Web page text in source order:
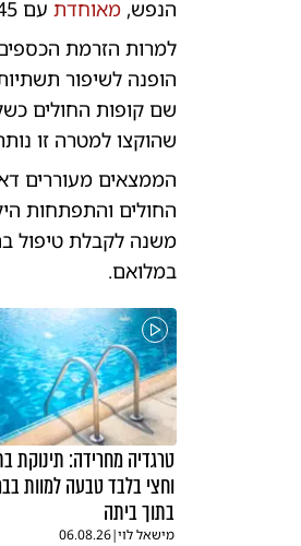
הנפש, מאוחדתעם 45 מיליון שקלים, ו
הופנה לשיפור
שהוקצו למטרה זו
הממצאים מעוררים
החולים והתפתחות
משנה לקבלת טיפול
במלואם.
טרגדיה מחרידה: תינוקת
וחצי בלבד טבעה למוות
בתוך ביתה
מישאל לוי|
06.08.26